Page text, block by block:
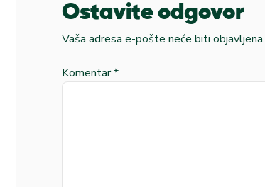
Ostavite odgovor
Vaša adresa e-pošte neće biti objavljena.
Komentar*